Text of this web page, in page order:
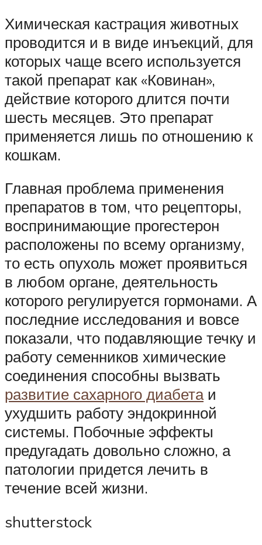
Химическая кастрация животных
проводится и в виде инъекций, для
которых чаще всего используется
такой препарат как «Ковинан»,
действие которого длится почти
шесть месяцев. Это препарат
применяется лишь по отношению к
кошкам.
Главная проблема применения
препаратов в том, что рецепторы,
воспринимающие прогестерон
расположены по всему организму,
то есть опухоль может проявиться
в любом органе, деятельность
которого регулируется гормонами. А
последние исследования и вовсе
показали, что подавляющие течку и
работу семенников химические
соединения способны вызвать
развитие сахарного диабетаи
ухудшить работу эндокринной
системы. Побочные эффекты
предугадать довольно сложно, а
патологии придется лечить в
течение всей жизни.
shutterstock